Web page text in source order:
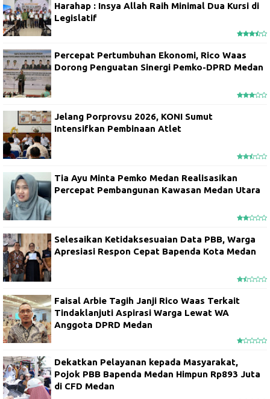
Harahap : Insya Allah Raih Minimal Dua Kursi di
Legislatif
Percepat Pertumbuhan Ekonomi, Rico Waas
Dorong Penguatan Sinergi Pemko-DPRD Medan
Jelang Porprovsu 2026, KONI Sumut
Intensifkan Pembinaan Atlet
Tia Ayu Minta Pemko Medan Realisasikan
Percepat Pembangunan Kawasan Medan Utara
Selesaikan Ketidaksesuaian Data PBB, Warga
Apresiasi Respon Cepat Bapenda Kota Medan
Faisal Arbie Tagih Janji Rico Waas Terkait
Tindaklanjuti Aspirasi Warga Lewat WA
Anggota DPRD Medan
Dekatkan Pelayanan kepada Masyarakat,
Pojok PBB Bapenda Medan Himpun Rp893 Juta
di CFD Medan